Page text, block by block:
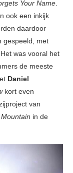
Your Name
ook een inkijk
daardoor
gespeeld, met
. Het was vooral het
de meeste
Daniel
kort even
van
in de